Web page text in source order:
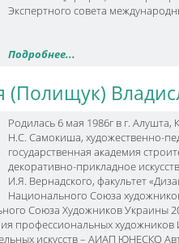
Экспертного совета
Подробнее...
(Полищук)
Родилась 6 мая 1986г в г.
Н.С. Самокиша, художественно-
государственная академия
декоративно-прикладное
И.Я. Вернадского, факультет
Национального Союза
Союза Художников Украины
профессиональных
искусств – АИАП ЮНЕСКО